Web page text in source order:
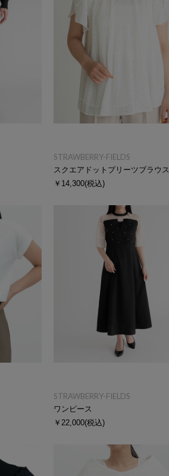
STRAWBERRY-FIELDS
スクエアドットプリーツブラウス
￥14,300(税込)
STRAWBERRY-FIELDS
ワンピース
￥22,000(税込)